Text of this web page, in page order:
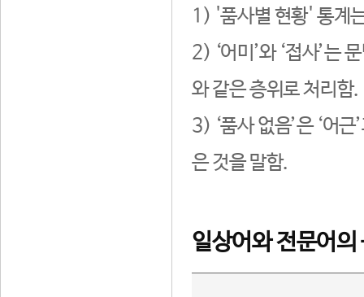
1) '품사별 현황' 통계
2) ‘어미’와 ‘접사’는
와 같은 층위로 처리함.
3) ‘품사 없음’은 ‘어
은 것을 말함.
일상어와 전문어의